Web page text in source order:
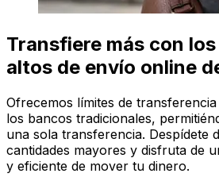
Transfiere más con
altos de envío online
Ofrecemos límites de
los bancos tradicionales,
una sola transferencia. Despídete
cantidades mayores y disfruta de
y eficiente de mover tu dinero.